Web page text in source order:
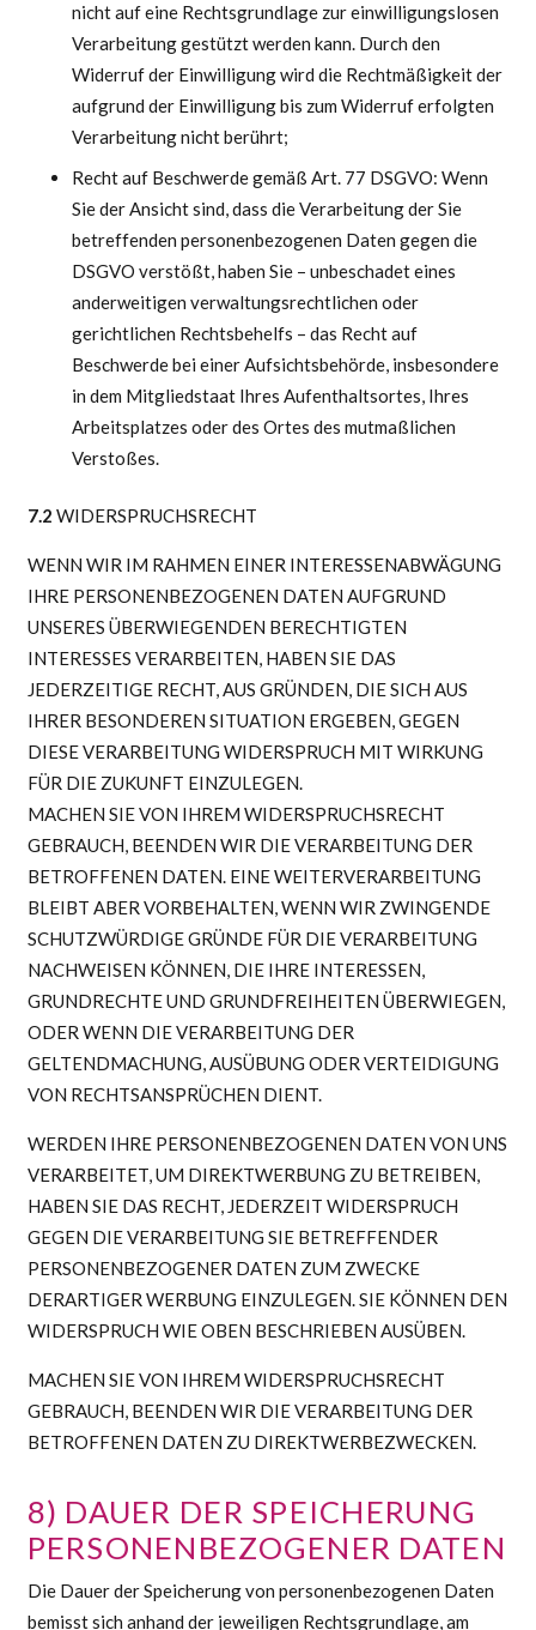
nicht auf eine Rechtsgrundlage zur einwilligungslosen
Verarbeitung gestützt werden kann. Durch den
Widerruf der Einwilligung wird die Rechtmäßigkeit der
aufgrund der Einwilligung bis zum Widerruf erfolgten
Verarbeitung nicht berührt;
Recht auf Beschwerde gemäß Art. 77 DSGVO: Wenn
Sie der Ansicht sind, dass die Verarbeitung der Sie
betreffenden personenbezogenen Daten gegen die
DSGVO verstößt, haben Sie – unbeschadet eines
anderweitigen verwaltungsrechtlichen oder
gerichtlichen Rechtsbehelfs – das Recht auf
Beschwerde bei einer Aufsichtsbehörde, insbesondere
in dem Mitgliedstaat Ihres Aufenthaltsortes, Ihres
Arbeitsplatzes oder des Ortes des mutmaßlichen
Verstoßes.
7.2 WIDERSPRUCHSRECHT
WENN WIR IM RAHMEN EINER INTERESSENABWÄGUNG
IHRE PERSONENBEZOGENEN DATEN AUFGRUND
UNSERES ÜBERWIEGENDEN BERECHTIGTEN
INTERESSES VERARBEITEN, HABEN SIE DAS
JEDERZEITIGE RECHT, AUS GRÜNDEN, DIE SICH AUS
IHRER BESONDEREN SITUATION ERGEBEN, GEGEN
DIESE VERARBEITUNG WIDERSPRUCH MIT WIRKUNG
FÜR DIE ZUKUNFT EINZULEGEN.
MACHEN SIE VON IHREM WIDERSPRUCHSRECHT
GEBRAUCH, BEENDEN WIR DIE VERARBEITUNG DER
BETROFFENEN DATEN. EINE WEITERVERARBEITUNG
BLEIBT ABER VORBEHALTEN, WENN WIR ZWINGENDE
SCHUTZWÜRDIGE GRÜNDE FÜR DIE VERARBEITUNG
NACHWEISEN KÖNNEN, DIE IHRE INTERESSEN,
GRUNDRECHTE UND GRUNDFREIHEITEN ÜBERWIEGEN,
ODER WENN DIE VERARBEITUNG DER
GELTENDMACHUNG, AUSÜBUNG ODER VERTEIDIGUNG
VON RECHTSANSPRÜCHEN DIENT.
WERDEN IHRE PERSONENBEZOGENEN DATEN VON UNS
VERARBEITET, UM DIREKTWERBUNG ZU BETREIBEN,
HABEN SIE DAS RECHT, JEDERZEIT WIDERSPRUCH
GEGEN DIE VERARBEITUNG SIE BETREFFENDER
PERSONENBEZOGENER DATEN ZUM ZWECKE
DERARTIGER WERBUNG EINZULEGEN. SIE KÖNNEN DEN
WIDERSPRUCH WIE OBEN BESCHRIEBEN AUSÜBEN.
MACHEN SIE VON IHREM WIDERSPRUCHSRECHT
GEBRAUCH, BEENDEN WIR DIE VERARBEITUNG DER
BETROFFENEN DATEN ZU DIREKTWERBEZWECKEN.
8) DAUER DER SPEICHERUNG
PERSONENBEZOGENER DATEN
Die Dauer der Speicherung von personenbezogenen Daten
bemisst sich anhand der jeweiligen Rechtsgrundlage, am